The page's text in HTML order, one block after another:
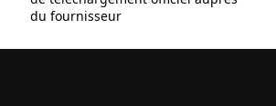
du fournisseur